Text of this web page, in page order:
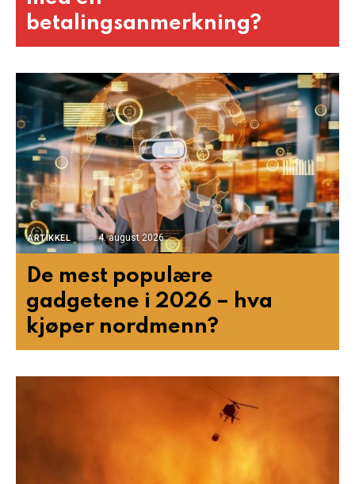
betalingsanmerkning?
ARTIKKEL 4. august 2026
De mest populære
gadgetene i 2026 – hva
kjøper nordmenn?